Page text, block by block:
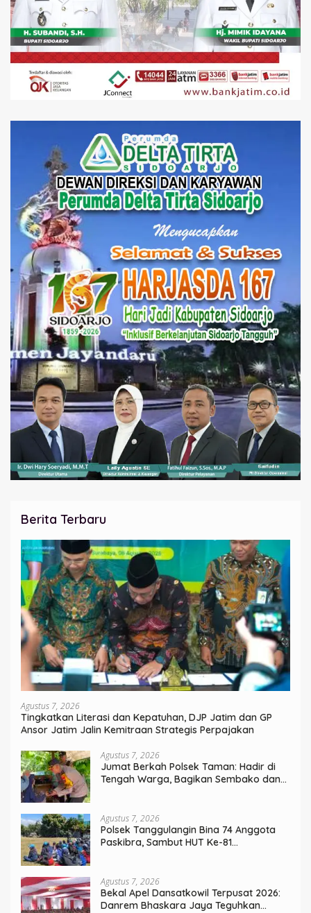
Berita Terbaru
Agustus 7, 2026
Tingkatkan Literasi dan Kepatuhan, DJP Jatim dan GP
Ansor Jatim Jalin Kemitraan Strategis Perpajakan
Agustus 7, 2026
Jumat Berkah Polsek Taman: Hadir di
Tengah Warga, Bagikan Sembako dan
Agustus 7, 2026
Polsek Tanggulangin Bina 74 Anggota
Paskibra, Sambut HUT Ke-81
Agustus 7, 2026
Bekal Apel Dansatkowil Terpusat 2026:
Danrem Bhaskara Jaya Teguhkan